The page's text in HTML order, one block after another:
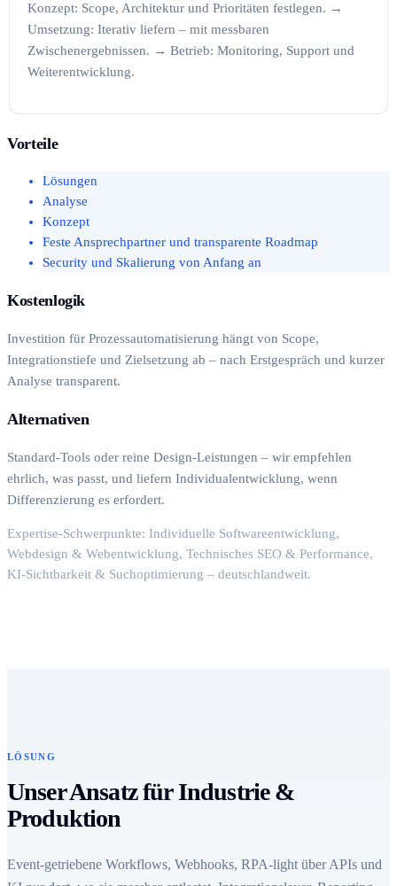
Konzept: Scope, Architektur und Prioritäten festlegen. →
Umsetzung: Iterativ liefern – mit messbaren
Zwischenergebnissen. → Betrieb: Monitoring, Support und
Weiterentwicklung.
Vorteile
Lösungen
Analyse
Konzept
Feste Ansprechpartner und transparente Roadmap
Security und Skalierung von Anfang an
Kostenlogik
Investition für Prozessautomatisierung hängt von Scope,
Integrationstiefe und Zielsetzung ab – nach Erstgespräch und kurzer
Analyse transparent.
Alternativen
Standard-Tools oder reine Design-Leistungen – wir empfehlen
ehrlich, was passt, und liefern Individualentwicklung, wenn
Differenzierung es erfordert.
Expertise-Schwerpunkte: Individuelle Softwareentwicklung,
Webdesign & Webentwicklung, Technisches SEO & Performance,
KI-Sichtbarkeit & Suchoptimierung – deutschlandweit.
LÖSUNG
Unser Ansatz für Industrie &
Produktion
Event-getriebene Workflows, Webhooks, RPA-light über APIs und